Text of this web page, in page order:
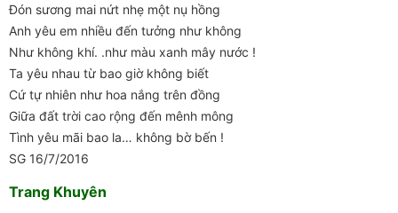
Đón sương mai nứt nhẹ một nụ hồng
Anh yêu em nhiều đến tưởng như không
Như không khí. .như màu xanh mây nước !
Ta yêu nhau từ bao giờ không biết
Cứ tự nhiên như hoa nắng trên đồng
Giữa đất trời cao rộng đến mênh mông
Tình yêu mãi bao la… không bờ bến !
SG 16/7/2016
Trang Khuyên